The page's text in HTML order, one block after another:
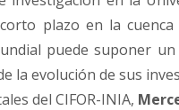
plazo en la
puede suponer
la evolución de sus
del CIFOR-INIA,